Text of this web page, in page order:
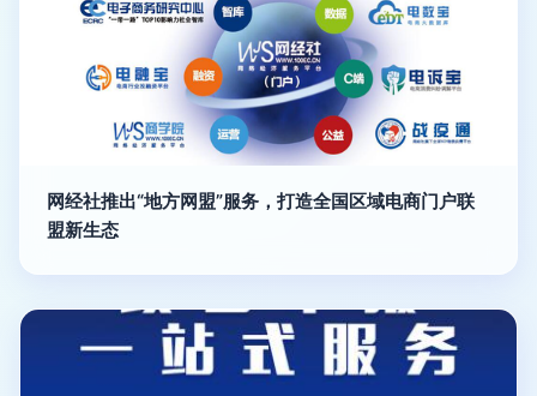
网经社推出“地方网盟”服务，打造全国区域电商门户联
盟新生态